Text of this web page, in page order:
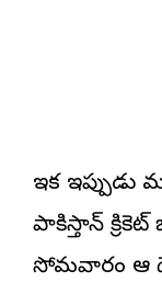
ఇక
పాకిస్తాన్
సోమవారం ఆ